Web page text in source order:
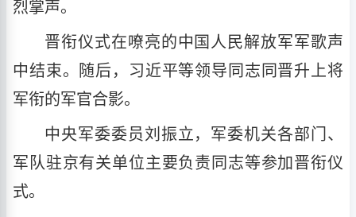
烈掌声。
晋衔仪式在嘹亮的中国人民解放军军歌声
中结束。随后，习近平等领导同志同晋升上将
军衔的军官合影。
中央军委委员刘振立，军委机关各部门、
军队驻京有关单位主要负责同志等参加晋衔仪
式。